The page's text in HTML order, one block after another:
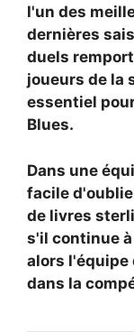
l'un des
dernières
duels
joueurs de la
essentiel
Blues.
Dans une
facile
de livres
s'il continue
alors l'équipe
dans la